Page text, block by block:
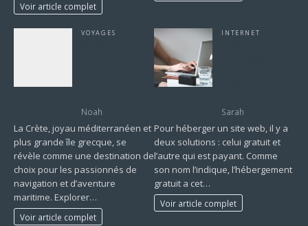
Voir article complet
VOYAGES
Noah
La Crète, joyau méditerranéen et
plus grande île grecque, se
révèle comme une destination de
choix pour les passionnés de
navigation et d’aventure
maritime. Explorer…
Voir article complet
INTERNET
Sarah
Pour héberger un site web, il y a
deux solutions : celui gratuit et
l’autre qui est payant. Comme
son nom l’indique, l’hébergement
gratuit a cet…
Voir article complet